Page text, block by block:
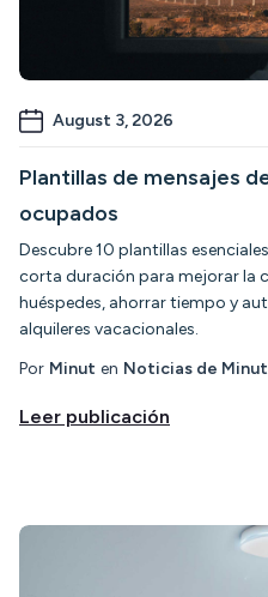
August 3, 2026
Plantillas de mensajes
ocupados
Descubre 10 plantillas
corta duración para mejorar la
huéspedes, ahorrar tiempo y
alquileres vacacionales.
Por Minut en Noticias de Minut
Leer publicación